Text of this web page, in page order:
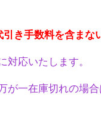
き手数料を含まな
対応いたします。
が一在庫切れの場